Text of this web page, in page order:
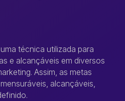
técnica utilizada para
e alcançáveis ​​em diversos
Assim, as metas
alcançáveis,